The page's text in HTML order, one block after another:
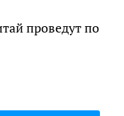
проведут по